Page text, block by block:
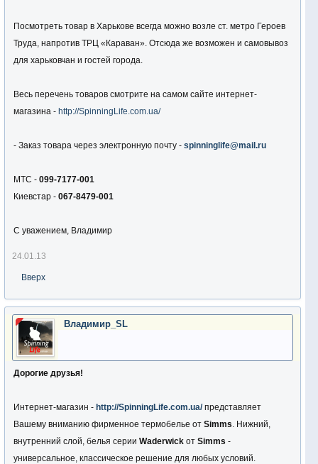
Посмотреть товар в Харькове всегда можно возле ст. метро Героев
Труда, напротив ТРЦ «Караван». Отсюда же возможен и самовывоз
для харьковчан и гостей города.
Весь перечень товаров смотрите на самом сайте интернет-
магазина - http://SpinningLife.com.ua/
- Заказ товара через электронную почту - spinninglife@mail.ru
МТС - 099-7177-001
Киевстар - 067-8479-001
С уважением, Владимир
24.01.13
Вверх
Владимир_SL
Дорогие друзья!
Интернет-магазин - http://SpinningLife.com.ua/представляет
Вашему вниманию фирменное термобелье от Simms. Нижний,
внутренний слой, белья серии Waderwick от Simms -
универсальное, классическое решение для любых условий.